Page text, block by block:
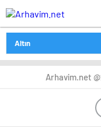
Altın
Arhavim.net